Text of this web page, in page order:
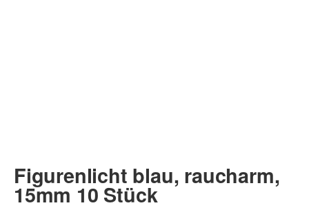
Figurenlicht blau, raucharm,
15mm 10 Stück